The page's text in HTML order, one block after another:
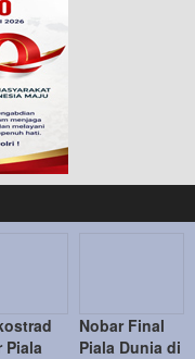
Piala
Nobar Final
Piala Dunia di